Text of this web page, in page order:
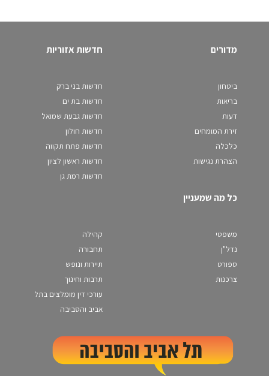
מדורים
ביטחון
בריאות
דעות
זירת המומחים
כלכלה
הצהרת נגישות
חדשות אזוריות
חדשות בני ברק
חדשות בת ים
חדשות גבעת שמואל
חדשות חולון
חדשות פתח תקווה
חדשות ראשון לציון
חדשות רמת גן
כל מה שמעניין
משפטי
נדל"ן
ספורט
צרכנות
קהילה
תחבורה
תיירות ונופש
תרבות וחינוך
עורכי דין מומלצים בתל
אביב והסביבה